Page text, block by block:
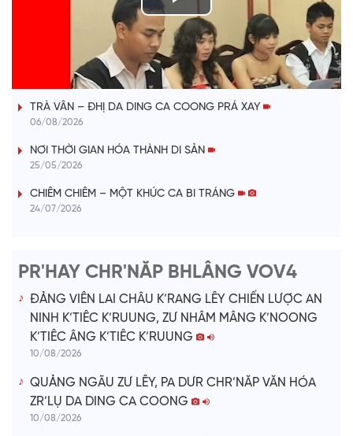
P
l
a
V
i
e
o
VÀI PHÚT DÀNH CHO QUẢNG BÁ
TRÀ VÂN – ĐHỊ DA DING CA COONG PRÁ XAY
06/08/2026
NƠI THỜI GIAN HÓA THÀNH DI SẢN
25/05/2026
CHIÊM CHIÊM – MỘT KHÚC CA BI TRÁNG
24/07/2026
PR'HAY CHR'NĂP BHLÂNG VOV4
ĐẢNG VIÊN LAI CHÂU K’RANG LÊY CHIẾN LƯỢC AN
NINH K’TIÊC K’RUUNG, ZƯ NHÂM MÂNG K’NOONG
K’TIÊC ÂNG K’TIÊC K’RUUNG
10/08/2026
QUẢNG NGÃU ZƯ LÊY, PA DƯR CHR’NĂP VĂN HÓA
ZR’LỤ DA DING CA COONG
10/08/2026